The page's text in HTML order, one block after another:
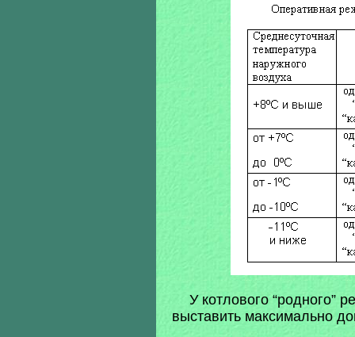
У котлового “родного”
выставить максимально